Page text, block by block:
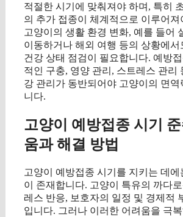
적절한 시기에 맞춰져야 하며, 특히
의 추가 접종이 체계적으로 이루어져
고양이의 생활 환경 변화, 예를 들어
이동하거나 해외 여행 등의 상황에
건강 상태 점검이 필요합니다. 예방접
적인 구충, 영양 관리, 스트레스 관리
강 관리가 동반되어야 고양이의 면역
니다.
고양이 예방접종 시기
움과 해결 방법
고양이 예방접종 시기를 지키는 데에
이 존재합니다. 고양이 특유의 까다
레스 반응, 보호자의 일정 및 경제적
입니다. 그러나 이러한 어려움을 극